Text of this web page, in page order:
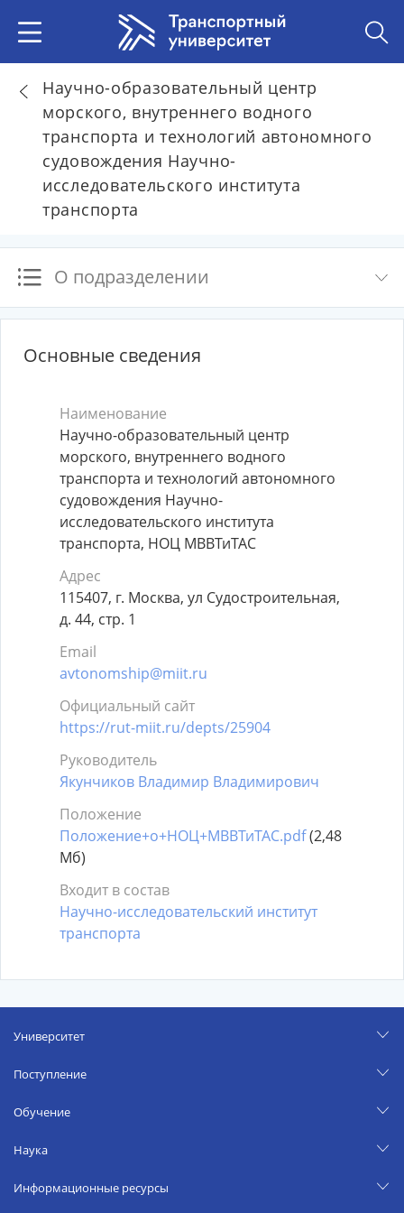
Научно-образовательный центр
морского, внутреннего водного
транспорта и технологий автономного
судовождения Научно-
исследовательского института
транспорта
О подразделении
Основные сведения
Наименование
Научно-образовательный центр
морского, внутреннего водного
транспорта и технологий автономного
судовождения Научно-
исследовательского института
транспорта, НОЦ МВВТиТАС
Адрес
115407, г. Москва, ул Судостроительная,
д. 44, стр. 1
Email
avtonomship@miit.ru
Официальный сайт
https://rut-miit.ru/depts/25904
Руководитель
Якунчиков Владимир Владимирович
Положение
Положение+о+НОЦ+МВВТиТАС.pdf(2,48
Мб)
Входит в состав
Научно-исследовательский институт
транспорта
Университет
Поступление
Обучение
Наука
Информационные ресурсы